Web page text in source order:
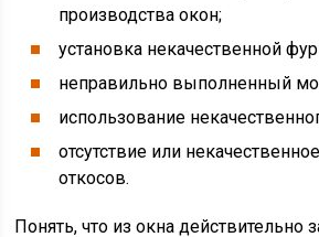
производства окон;
установка некачественной
неправильно выполненный
использование
отсутствие или
откосов.
Понять, что из окна действительно